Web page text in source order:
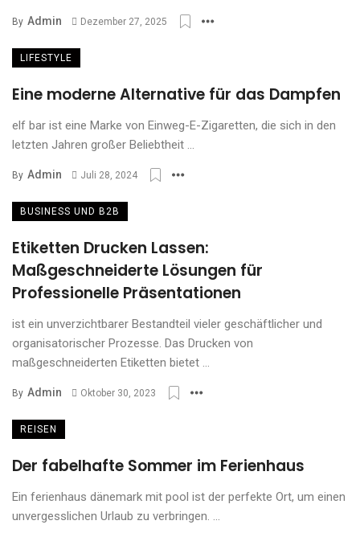
By Admin Dezember 27, 2025
LIFESTYLE
Eine moderne Alternative für das Dampfen
elf bar ist eine Marke von Einweg-E-Zigaretten, die sich in den
letzten Jahren großer Beliebtheit ...
By Admin Juli 28, 2024
BUSINESS UND B2B
Etiketten Drucken Lassen:
Maßgeschneiderte Lösungen für
Professionelle Präsentationen
ist ein unverzichtbarer Bestandteil vieler geschäftlicher und
organisatorischer Prozesse. Das Drucken von
maßgeschneiderten Etiketten bietet ...
By Admin Oktober 30, 2023
REISEN
Der fabelhafte Sommer im Ferienhaus
Ein ferienhaus dänemark mit pool ist der perfekte Ort, um einen
unvergesslichen Urlaub zu verbringen. ...